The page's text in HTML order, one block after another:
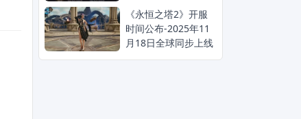
《永恒之塔2》开服
时间公布-2025年11
月18日全球同步上线